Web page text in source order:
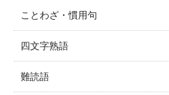
ことわざ・慣用句
四文字熟語
難読語